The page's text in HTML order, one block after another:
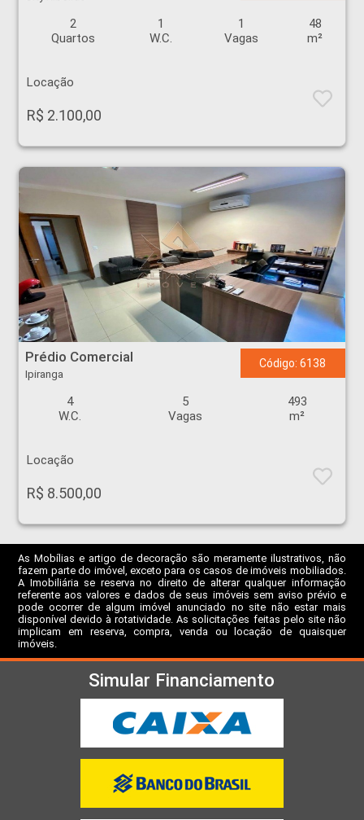
2
Quartos
1
W.C.
1
Vagas
48
m²
Locação
R$ 2.100,00
Prédio Comercial - Ipiranga - Ribeirão Preto
Prédio Comercial
Ipiranga
Código: 6138
4
W.C.
5
Vagas
493
m²
Locação
R$ 8.500,00
As Mobílias e artigo de decoração são meramente ilustrativos, não
fazem parte do imóvel, exceto para os casos de imóveis mobiliados.
A Imobiliária se reserva no direito de alterar qualquer informação
referente aos valores e dados de seus imóveis sem aviso prévio e
pode ocorrer de algum imóvel anunciado no site não estar mais
disponível devido à rotatividade. As solicitações feitas pelo site não
implicam em reserva, compra, venda ou locação de quaisquer
imóveis.
Simular Financiamento